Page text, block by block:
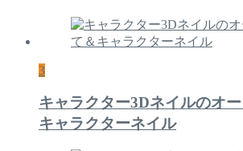
3
キャラクター3Dネイルのオ
キャラクターネイル